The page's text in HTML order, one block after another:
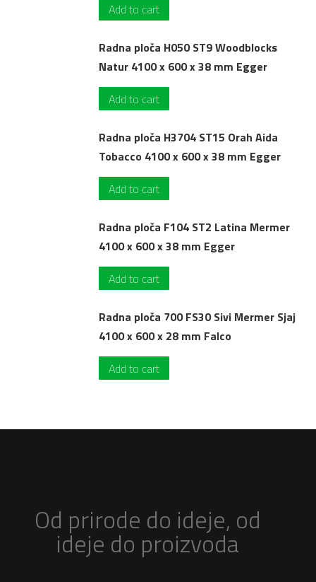
Add to cart
Radna ploča H050 ST9 Woodblocks
Natur 4100 x 600 x 38 mm Egger
Add to cart
Radna ploča H3704 ST15 Orah Aida
Tobacco 4100 x 600 x 38 mm Egger
Add to cart
Radna ploča F104 ST2 Latina Mermer
4100 x 600 x 38 mm Egger
Add to cart
Radna ploča 700 FS30 Sivi Mermer Sjaj
4100 x 600 x 28 mm Falco
Add to cart
Od prirode do ideje, od
ideje do proizvoda